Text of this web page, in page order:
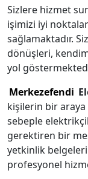
Sizlere hizmet
işimizi iyi
sağlamaktadır.
dönüşleri,
yol
Merkezefendi
kişilerin bir
sebeple
gerektiren bir
yetkinlik
profesyonel